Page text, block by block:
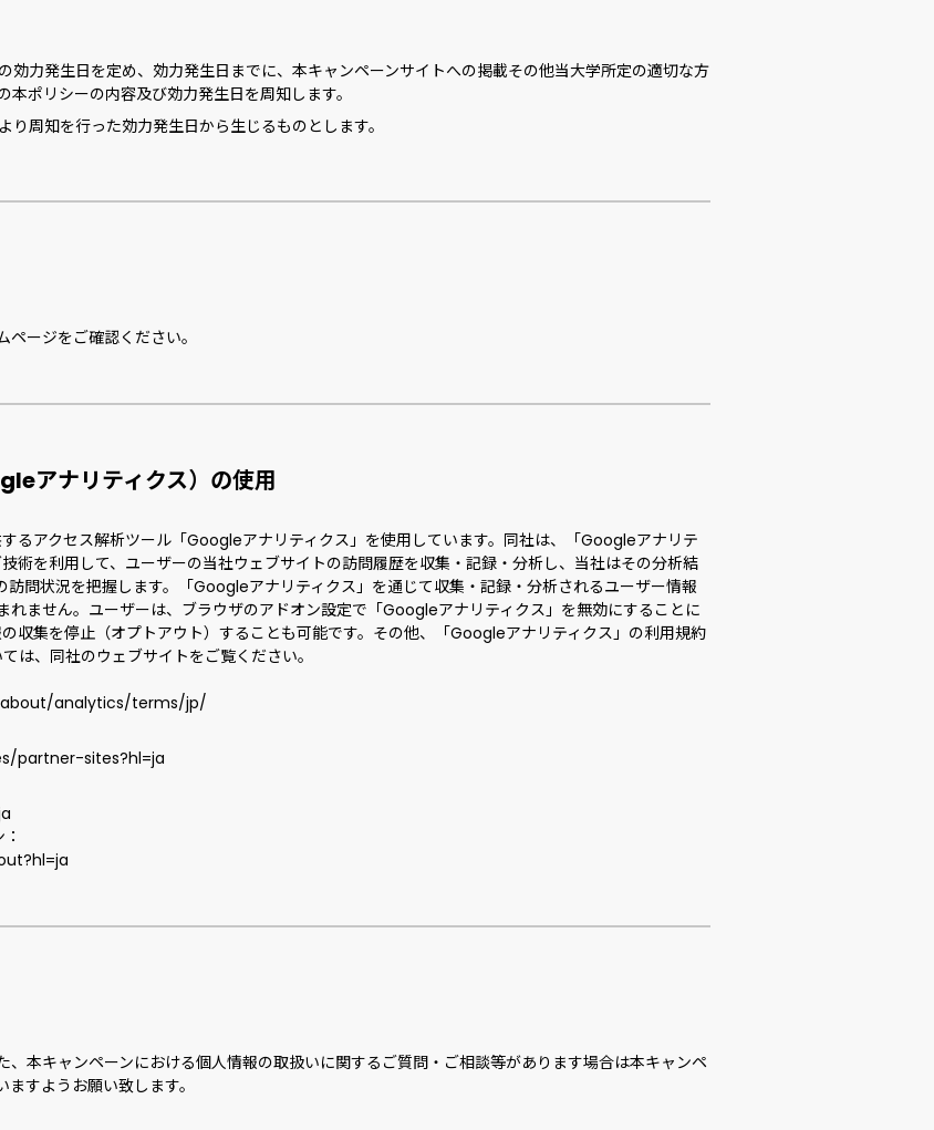
効力発生日を定め、効力発生日までに、本キャンペーンサイトへの掲載その他当大学所定の適切な方
ポリシーの内容及び効力発生日を周知します。
周知を行った効力発生日から生じるものとします。
ージをご確認ください。
アナリティクス）の使用
るアクセス解析ツール「Googleアナリティクス」を使用しています。同社は、「Googleアナリテ
術を利用して、ユーザーの当社ウェブサイトの訪問履歴を収集・記録・分析し、当社はその分析結
問状況を把握します。「Googleアナリティクス」を通じて収集・記録・分析されるユーザー情報
れません。ユーザーは、ブラウザのアドオン設定で「Googleアナリティクス」を無効にすることに
収集を停止（オプトアウト）することも可能です。その他、「Googleアナリティクス」の利用規約
は、同社のウェブサイトをご覧ください。
analytics/terms/jp/
partner-sites?hl=ja
本キャンペーンにおける個人情報の取扱いに関するご質問・ご相談等があります場合は本キャンペ
すようお願い致します。